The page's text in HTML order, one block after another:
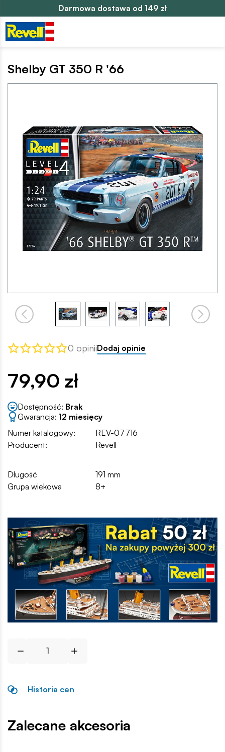
Darmowa dostawa od 149 zł
Shelby GT 350 R '66
0 opiniiDodaj opinie
79,90 zł
Dostępność: Brak
Gwarancja: 12 miesięcy
Numer katalogowy:
REV-07716
Producent:
Revell
Długość
191 mm
Grupa wiekowa
8+
Historia cen
Zalecane akcesoria